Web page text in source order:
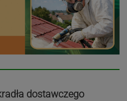
dostawczego